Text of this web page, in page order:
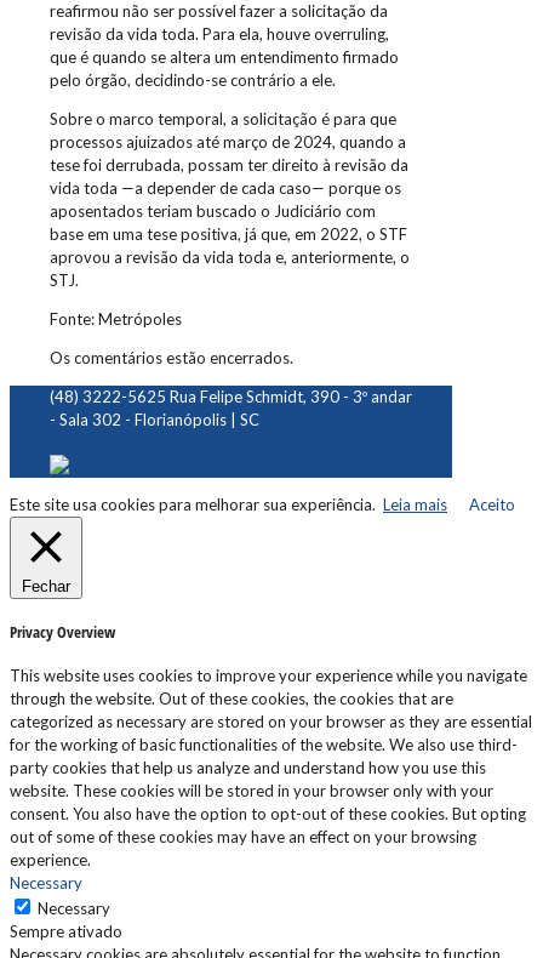
reafirmou não ser possível fazer a solicitação da
revisão da vida toda. Para ela, houve overruling,
que é quando se altera um entendimento firmado
pelo órgão, decidindo-se contrário a ele.
Sobre o marco temporal, a solicitação é para que
processos ajuizados até março de 2024, quando a
tese foi derrubada, possam ter direito à revisão da
vida toda —a depender de cada caso— porque os
aposentados teriam buscado o Judiciário com
base em uma tese positiva, já que, em 2022, o STF
aprovou a revisão da vida toda e, anteriormente, o
STJ.
Fonte: Metrópoles
Os comentários estão encerrados.
(48) 3222-5625 Rua Felipe Schmidt, 390 - 3º andar
- Sala 302 - Florianópolis | SC
Este site usa cookies para melhorar sua experiência. Leia mais Aceito
Fechar
Privacy Overview
This website uses cookies to improve your experience while you navigate
through the website. Out of these cookies, the cookies that are
categorized as necessary are stored on your browser as they are essential
for the working of basic functionalities of the website. We also use third-
party cookies that help us analyze and understand how you use this
website. These cookies will be stored in your browser only with your
consent. You also have the option to opt-out of these cookies. But opting
out of some of these cookies may have an effect on your browsing
experience.
Necessary
Necessary
Sempre ativado